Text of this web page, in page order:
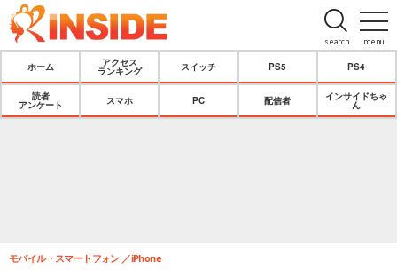
menu
search
ホーム
アクセス
ランキング
スイッチ PS5 PS4
読者
アンケート
スマホ PC 配信者
インサイドちゃ
ん
モバイル・スマートフォン iPhone